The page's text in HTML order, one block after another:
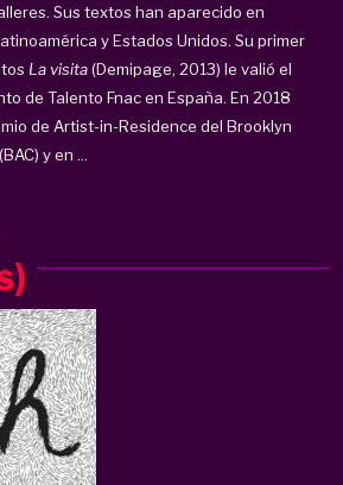
Sus textos han aparecido en
y Estados Unidos. Su primer
La visita(Demipage, 2013) le valió el
de Talento Fnac en España. En 2018
de Artist-in-Residence del Brooklyn
y en ...